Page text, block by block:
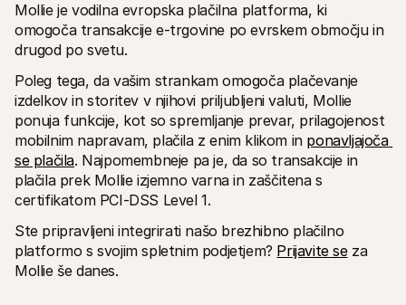
Mollie je vodilna evropska plačilna platforma, ki
omogoča transakcije e-trgovine po evrskem območju in
drugod po svetu.
Poleg tega, da vašim strankam omogoča plačevanje
izdelkov in storitev v njihovi priljubljeni valuti, Mollie
ponuja funkcije, kot so spremljanje prevar, prilagojenost
mobilnim napravam, plačila z enim klikom in ponavljajoča
se plačila. Najpomembneje pa je, da so transakcije in
plačila prek Mollie izjemno varna in zaščitena s
certifikatom PCI-DSS Level 1.
Ste pripravljeni integrirati našo brezhibno plačilno
platformo s svojim spletnim podjetjem? Prijavite se za
Mollie še danes.